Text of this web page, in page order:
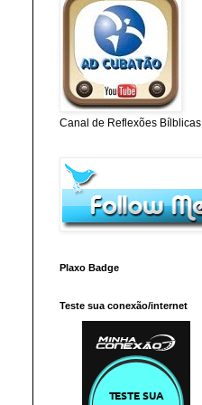
Canal de Reflexões Bílblicas
Plaxo Badge
Teste sua conexão/internet